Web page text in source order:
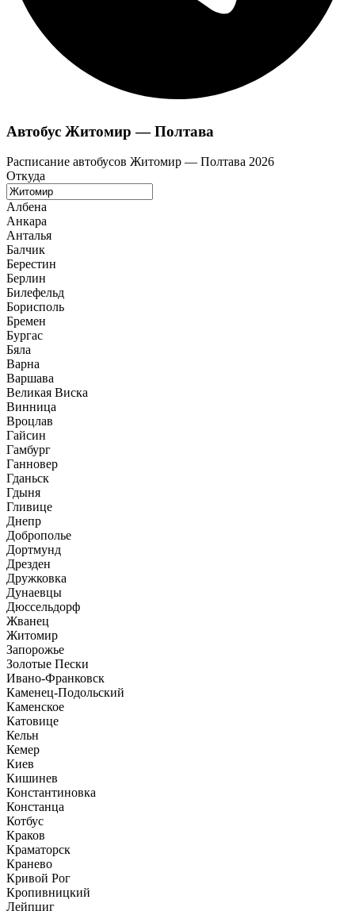
Автобус Житомир — Полтава
Расписание автобусов Житомир — Полтава 2026
Откуда
Албена
Анкара
Анталья
Балчик
Берестин
Берлин
Билефельд
Борисполь
Бремен
Бургас
Бяла
Варна
Варшава
Великая Виска
Винница
Вроцлав
Гайсин
Гамбург
Ганновер
Гданьск
Гдыня
Гливице
Днепр
Доброполье
Дортмунд
Дрезден
Дружковка
Дунаевцы
Дюссельдорф
Жванец
Житомир
Запорожье
Золотые Пески
Ивано-Франковск
Каменец-Подольский
Каменское
Катовице
Кельн
Кемер
Киев
Кишинев
Константиновка
Констанца
Котбус
Краков
Краматорск
Кранево
Кривой Рог
Кропивницкий
Лейпциг